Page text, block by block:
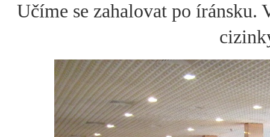
Učíme se zahalovat po íránsku.